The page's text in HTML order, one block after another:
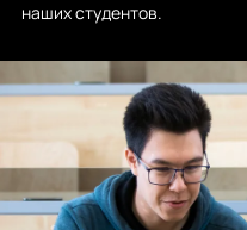
наших студентов.